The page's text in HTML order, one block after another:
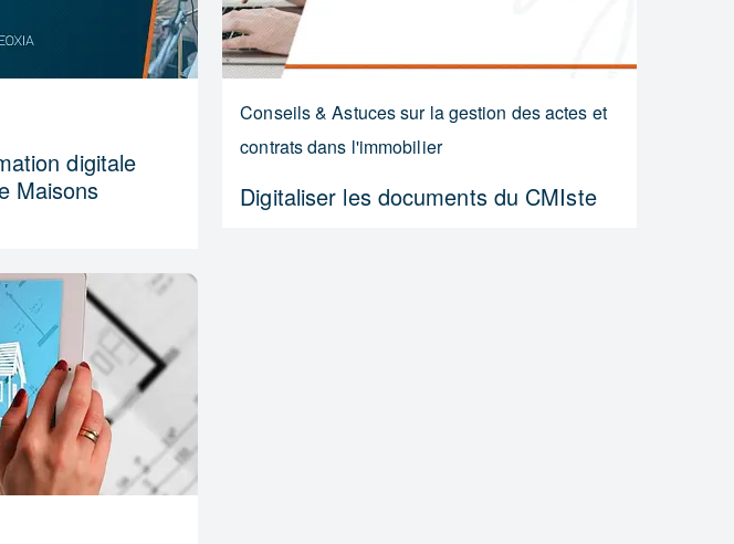
digitale
Maisons
Conseils & Astuces sur la gestion des actes et
contrats dans l'immobilier
Digitaliser les documents du CMIste